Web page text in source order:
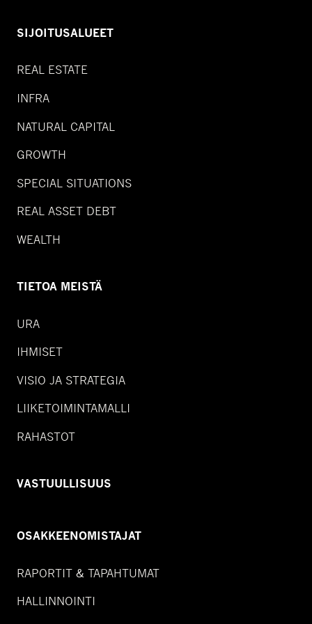
SIJOITUSALUEET
REAL ESTATE
INFRA
NATURAL CAPITAL
GROWTH
SPECIAL SITUATIONS
REAL ASSET DEBT
WEALTH
TIETOA MEISTÄ
URA
IHMISET
VISIO JA STRATEGIA
LIIKETOIMINTAMALLI
RAHASTOT
VASTUULLISUUS
OSAKKEENOMISTAJAT
RAPORTIT & TAPAHTUMAT
HALLINNOINTI